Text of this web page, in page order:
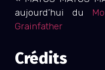
aujourd’hui du
Grainfather
Crédits